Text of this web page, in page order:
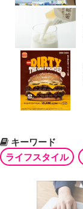
キーワード
ライフスタイル